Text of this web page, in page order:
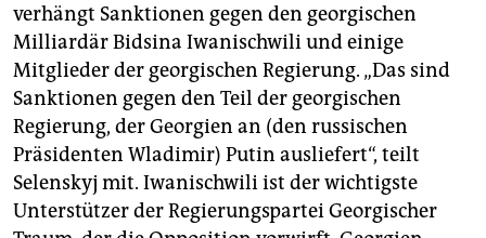
verhängt Sanktionen gegen den georgischen
Milliardär Bidsina Iwanischwili und einige
Mitglieder der georgischen Regierung. „Das sind
Sanktionen gegen den Teil der georgischen
Regierung, der Georgien an (den russischen
Präsidenten Wladimir) Putin ausliefert“, teilt
Selenskyj mit. Iwanischwili ist der wichtigste
Unterstützer der Regierungspartei Georgischer